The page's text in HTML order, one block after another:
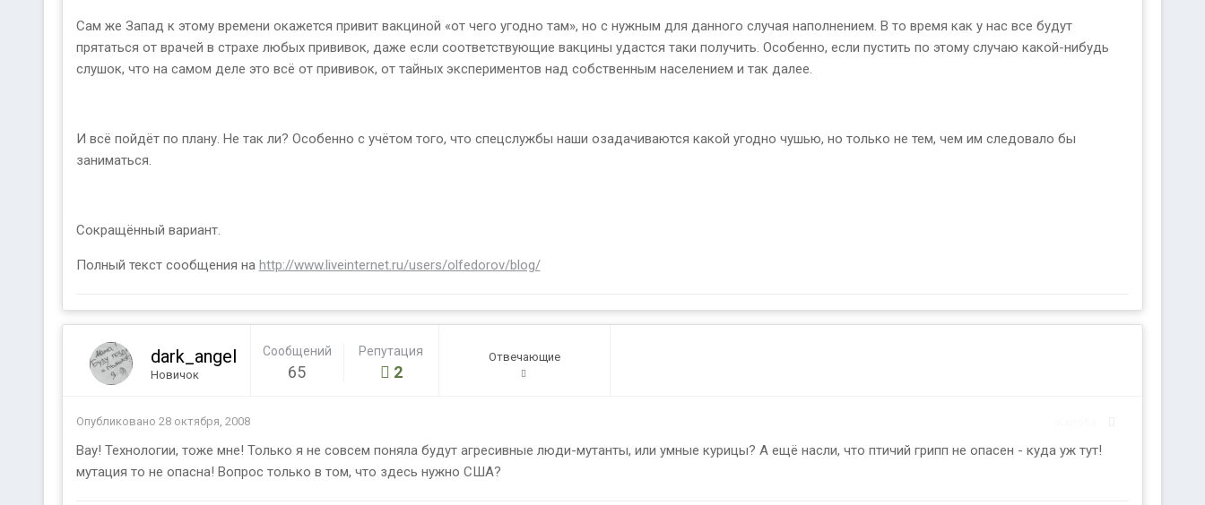
Сам же Запад к этому времени окажется привит вакциной «от чего угодно там», но с нужным для данного случая наполнением. В то время как у нас все будут
прятаться от врачей в страхе любых прививок, даже если соответствующие вакцины удастся таки получить. Особенно, если пустить по этому случаю какой-нибудь
слушок, что на самом деле это всё от прививок, от тайных экспериментов над собственным населением и так далее.
И всё пойдёт по плану. Не так ли? Особенно с учётом того, что спецслужбы наши озадачиваются какой угодно чушью, но только не тем, чем им следовало бы
заниматься.
Сокращённый вариант.
Полный текст сообщения на http://www.liveinternet.ru/users/olfedorov/blog/
dark_angel
Новичок
Сообщений
65
Репутация
2
Отвечающие
Опубликовано 28 октября, 2008
Вау! Технологии, тоже мне! Только я не совсем поняла будут агресивные люди-мутанты, или умные курицы? А ещё насли, что птичий грипп не опасен - куда уж тут!
мутация то не опасна! Вопрос только в том, что здесь нужно США?